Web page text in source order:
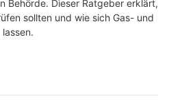
Behörde. Dieser Ratgeber erklärt,
sollten und wie sich Gas- und